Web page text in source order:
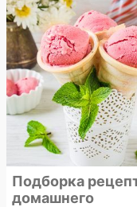
Малиновое
мороженое